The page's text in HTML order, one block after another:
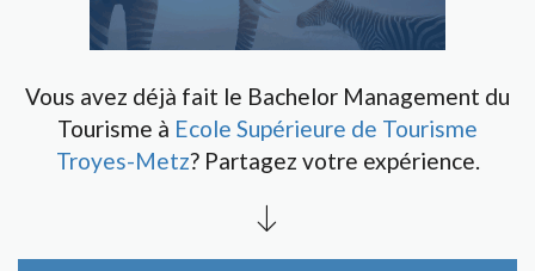
Vous avez déjà fait le Bachelor Management du
Tourisme à Ecole Supérieure de Tourisme
Troyes-Metz? Partagez votre expérience.